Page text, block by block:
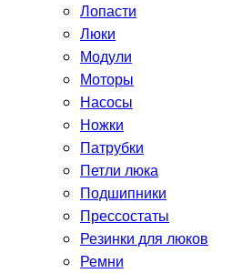
Лопасти
Люки
Модули
Моторы
Насосы
Ножки
Патрубки
Петли люка
Подшипники
Прессостаты
Резинки для люков
Ремни